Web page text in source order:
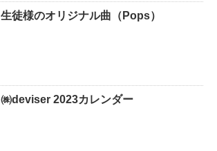
生徒様のオリジナル曲（Pops）
㈱deviser 2023カレンダー